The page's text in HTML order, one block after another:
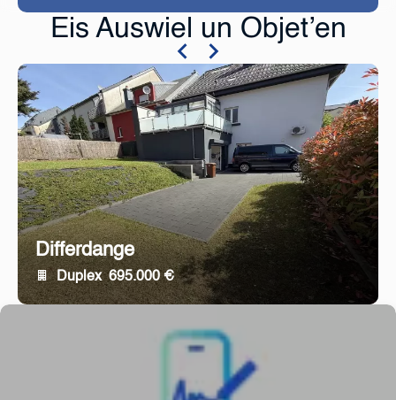
Eis Auswiel un Objet’en
Differdange
Duplex 695.000 €